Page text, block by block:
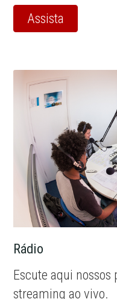
Assista
Rádio
Escute aqui
streaming ao vivo.